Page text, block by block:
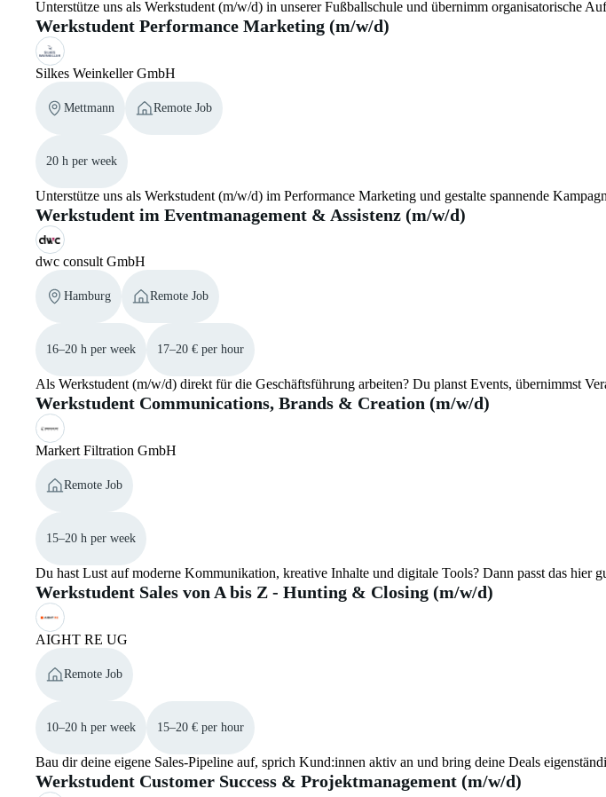
Unterstütze uns als Werkstudent (m/w/d) in unserer Fußballschule und übernimm organisatorische
Werkstudent Performance Marketing (m/w/d)
Silkes Weinkeller GmbH
Mettmann Remote Job
20 h per week
Unterstütze uns als Werkstudent (m/w/d) im Performance Marketing und gestalte spannende
Werkstudent im Eventmanagement & Assistenz (m/w/d)
dwc consult GmbH
Hamburg Remote Job
16–20 h per week 17–20 € per hour
Als Werkstudent (m/w/d) direkt für die Geschäftsführung arbeiten? Du planst Events, übernimmst
Werkstudent Communications, Brands & Creation (m/w/d)
Markert Filtration GmbH
Remote Job
15–20 h per week
Du hast Lust auf moderne Kommunikation, kreative Inhalte und digitale Tools? Dann passt das
Werkstudent Sales von A bis Z - Hunting & Closing (m/w/d)
AIGHT RE UG
Remote Job
10–20 h per week 15–20 € per hour
Bau dir deine eigene Sales-Pipeline auf, sprich Kund:innen aktiv an und bring deine Deals
Werkstudent Customer Success & Projektmanagement (m/w/d)